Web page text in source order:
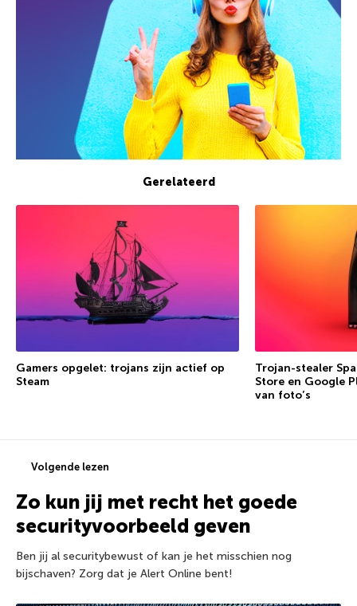
Gerelateerd
Gamers opgelet: trojans zijn actief op
Steam
Trojan-stealer
Store en Google
van foto’s
Volgende lezen
Zo kun jij met recht het goede
securityvoorbeeld geven
Ben jij al securitybewust of kan je het misschien nog
bijschaven? Zorg dat je Alert Online bent!